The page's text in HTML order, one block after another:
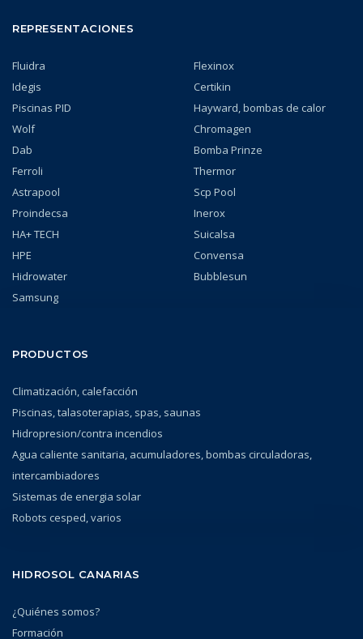
REPRESENTACIONES
Fluidra
Flexinox
Idegis
Certikin
Piscinas PID
Hayward, bombas de calor
Wolf
Chromagen
Dab
Bomba Prinze
Ferroli
Thermor
Astrapool
Scp Pool
Proindecsa
Inerox
HA+ TECH
Suicalsa
HPE
Convensa
Hidrowater
Bubblesun
Samsung
PRODUCTOS
Climatización, calefacción
Piscinas, talasoterapias, spas, saunas
Hidropresion/contra incendios
Agua caliente sanitaria, acumuladores, bombas circuladoras,
intercambiadores
Sistemas de energia solar
Robots cesped, varios
HIDROSOL CANARIAS
¿Quiénes somos?
Formación